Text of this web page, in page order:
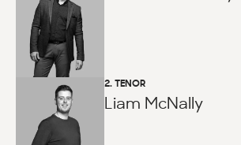
2. TENOR
Liam McNally